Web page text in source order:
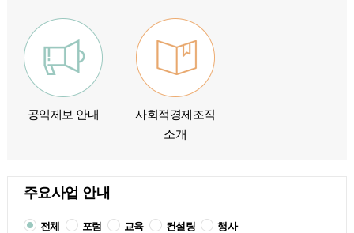
공익제보 안내
사회적경제조직
소개
주요사업 안내
전체 포럼 교육 컨설팅 행사